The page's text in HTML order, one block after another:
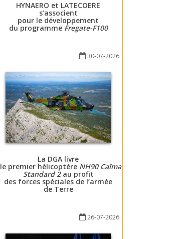
HYNAERO et LATECOERE
s’associent
pour le développement
du programme Fregate-F100
30-07-2026
La DGA livre
le premier hélicoptère NH90 Caïman
Standard 2au profit
des forces spéciales de l’armée
de Terre
26-07-2026